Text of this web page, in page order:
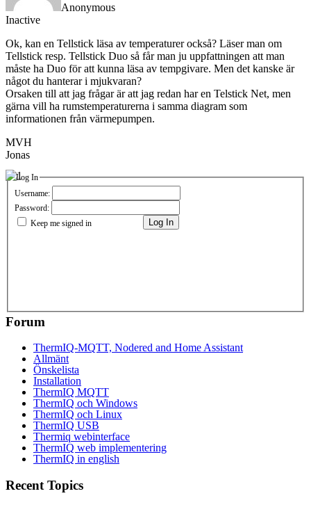
Anonymous
Inactive
Ok, kan en Tellstick läsa av temperaturer också? Läser man om
Tellstick resp. Tellstick Duo så får man ju uppfattningen att man
måste ha Duo för att kunna läsa av tempgivare. Men det kanske är
något du hanterar i mjukvaran?
Orsaken till att jag frågar är att jag redan har en Telstick Net, men
gärna vill ha rumstemperaturerna i samma diagram som
informationen från värmepumpen.
MVH
Jonas
Log In
Username:
Password:
Keep me signed in
Log In
Forum
ThermIQ-MQTT, Nodered and Home Assistant
Allmänt
Önskelista
Installation
ThermIQ MQTT
ThermIQ och Windows
ThermIQ och Linux
ThermIQ USB
Thermiq webinterface
ThermIQ web implementering
ThermIQ in english
Recent Topics